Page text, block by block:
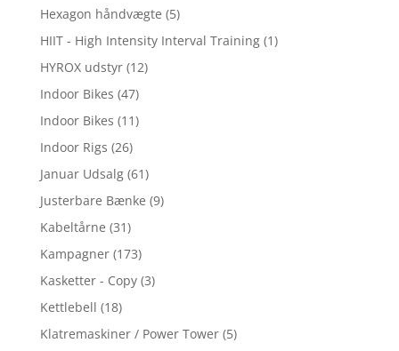
Hexagon håndvægte (5)
HIIT - High Intensity Interval Training (1)
HYROX udstyr (12)
Indoor Bikes (47)
Indoor Bikes (11)
Indoor Rigs (26)
Januar Udsalg (61)
Justerbare Bænke (9)
Kabeltårne (31)
Kampagner (173)
Kasketter - Copy (3)
Kettlebell (18)
Klatremaskiner / Power Tower (5)